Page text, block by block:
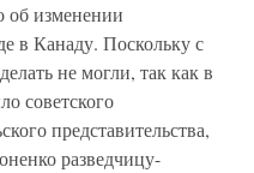
об изменении
в Канаду. Поскольку с
не могли, так как в
советского
представительства,
разведчицу-